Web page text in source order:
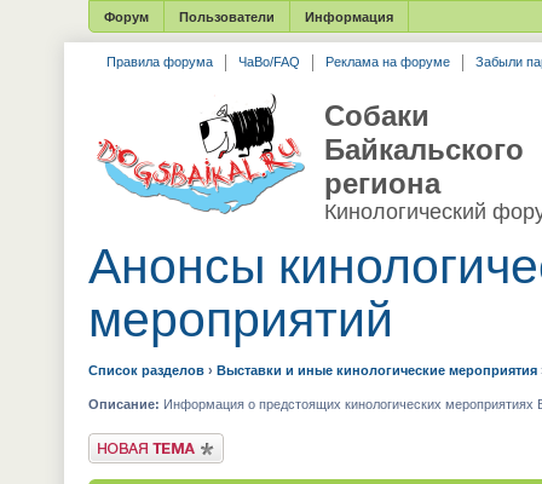
Форум Пользователи Информация
Правила форума ЧаВо/FAQ Реклама на форуме Забыли
Собаки
Байкальского
региона
Кинологический
Анонсы
мероприятий
Список разделов › Выставки и иные кинологические мероприятия
Описание: Информация о предстоящих кинологических мероприятиях
Новая тема